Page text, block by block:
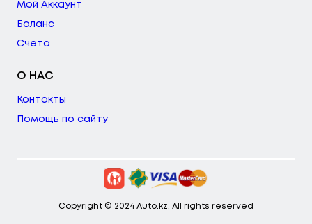
Мой Аккаунт
Баланс
Счета
О НАС
Контакты
Помощь по сайту
Copyright © 2024 Auto.kz. All rights reserved